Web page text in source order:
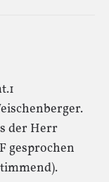
der Herr
gesprochen